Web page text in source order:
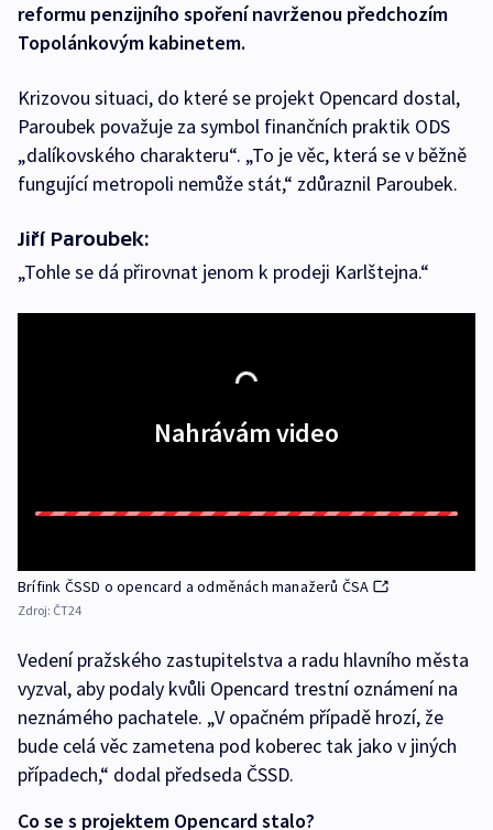
reformu penzijního spoření navrženou předchozím
Topolánkovým kabinetem.
Krizovou situaci, do které se projekt Opencard dostal,
Paroubek považuje za symbol finančních praktik ODS
„dalíkovského charakteru“. „To je věc, která se v běžně
fungující metropoli nemůže stát,“ zdůraznil Paroubek.
Jiří Paroubek:
„Tohle se dá přirovnat jenom k prodeji Karlštejna.“
Nahrávám video
Brífink ČSSD o opencard a odměnách manažerů ČSA
Zdroj: ČT24
Vedení pražského zastupitelstva a radu hlavního města
vyzval, aby podaly kvůli Opencard trestní oznámení na
neznámého pachatele. „V opačném případě hrozí, že
bude celá věc zametena pod koberec tak jako v jiných
případech,“ dodal předseda ČSSD.
Co se s projektem Opencard stalo?